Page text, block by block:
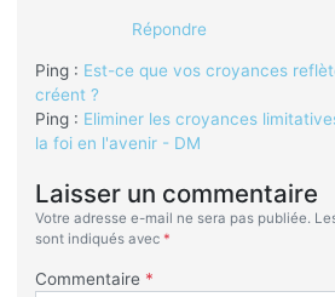
Répondre
Ping : Est-ce que vos croyances
créent ?
Ping : Eliminer les croyances
la foi en l'avenir - DM
Laisser un commentaire
Votre adresse e-mail ne sera pas publiée.
sont indiqués avec *
Commentaire *